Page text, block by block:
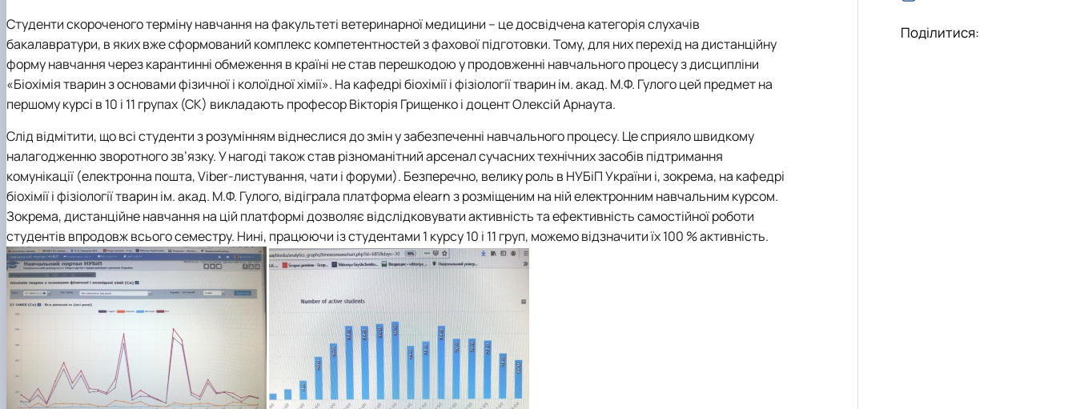
Навчально-методична комісія
Рада роботодавців
ННВ Клінічний центр "Ветмедсервіс"
Адміністрація
Кодекс поведінки лікаря ветеринарної медицини
Почесні доктори та професори НУБіП України рекомендовані вченою радою факультет…
Вони нагороджені відзнакою "За заслуги перед факультетом ветеринарної медицини …
Скринька довіри
Вибіркові дисципліни "Ветеринарна медицина"
Проведення відкритих лекцій
Портфоліо здобувачів вищої освіти
Вступ 2018 рік
Інформація для студентів
Виробнича практика
Фізіології хребетних і фармакології
Студенти скороченого терміну навчання на факультеті ветеринарної медицини – це досвідчена категорія слухачів
бакалавратури, в яких вже сформований комплекс компетентностей з фахової підготовки. Тому, для них перехід на дистанційну
форму навчання через карантинні обмеження в країні не став перешкодою у продовженні навчального процесу з дисципліни
«Біохімія тварин з основами фізичної і колоїдної хімії». На кафедрі біохімії і фізіології тварин ім. акад. М.Ф. Гулого цей предмет на
першому курсі в 10 і 11 групах (СК) викладають професор Вікторія Грищенко і доцент Олексій Арнаута.
Слід відмітити, що всі студенти з розумінням віднеслися до змін у забезпеченні навчального процесу. Це сприяло швидкому
налагодженню зворотного зв’язку. У нагоді також став різноманітний арсенал сучасних технічних засобів підтримання
комунікації (електронна пошта, Viber-листування, чати і форуми). Безперечно, велику роль в НУБіП України і, зокрема, на кафедрі
біохімії і фізіології тварин ім. акад. М.Ф. Гулого, відіграла платформа elearn з розміщеним на ній електронним навчальним курсом.
Зокрема, дистанційне навчання на цій платформі дозволяє відслідковувати активність та ефективність самостійної роботи
студентів впродовж всього семестру. Нині, працюючи із студентами 1 курсу 10 і 11 груп, можемо відзначити їх 100 % активність.
Поділитися: